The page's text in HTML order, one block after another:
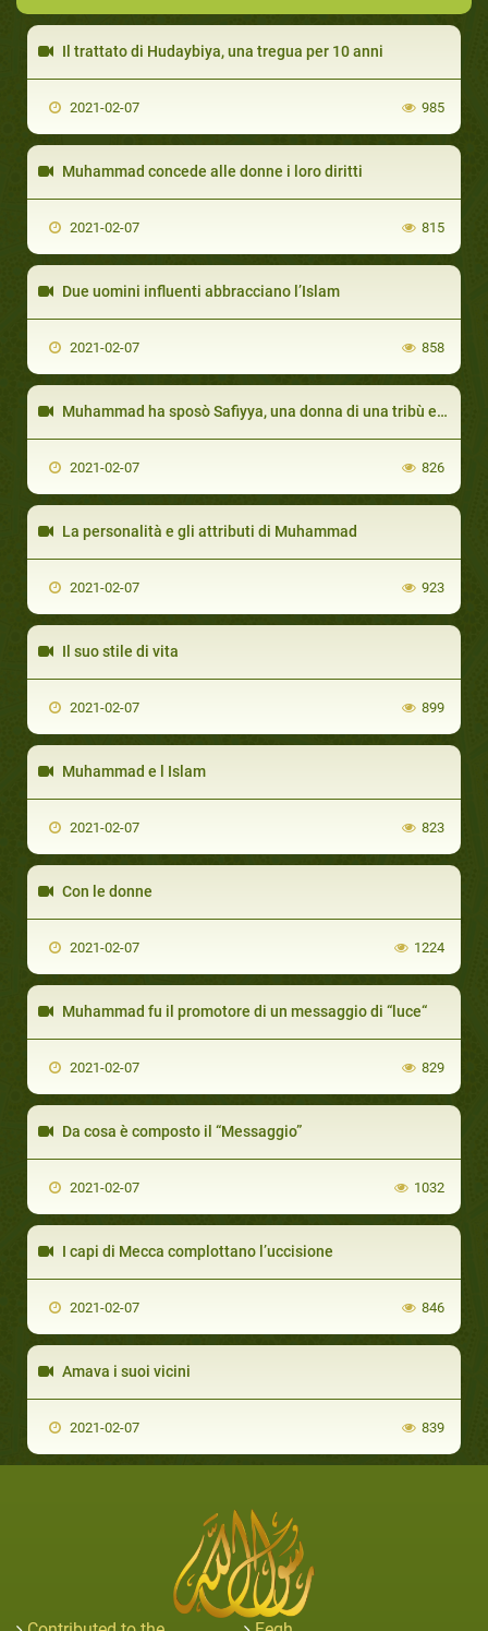
Il trattato di Hudaybiya, una tregua per 10 anni
2021-02-07 985
Muhammad concede alle donne i loro diritti
2021-02-07 815
Due uomini influenti abbracciano l’Islam
2021-02-07 858
Muhammad ha sposò Safiyya, una donna di una tribù ebraica
2021-02-07 826
La personalità e gli attributi di Muhammad
2021-02-07 923
Il suo stile di vita
2021-02-07 899
Muhammad e l Islam
2021-02-07 823
Con le donne
2021-02-07 1224
Muhammad fu il promotore di un messaggio di “luce“
2021-02-07 829
Da cosa è composto il “Messaggio”
2021-02-07 1032
I capi di Mecca complottano l’uccisione
2021-02-07 846
Amava i suoi vicini
2021-02-07 839